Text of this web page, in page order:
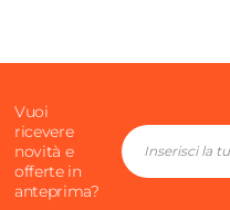
Vuoi
ricevere
novità e
offerte in
anteprima?